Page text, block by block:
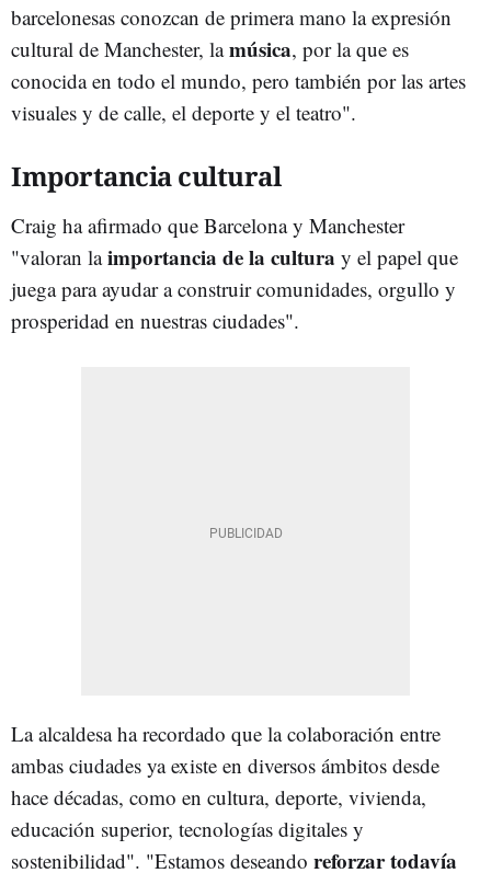
barcelonesas conozcan de primera mano la expresión
cultural de Manchester, lamúsica, por la que es
conocida en todo el mundo, pero también por las artes
visuales y de calle, el deporte y el teatro".
Importancia cultural
Craig ha afirmado que Barcelona y Manchester
"valoran laimportancia de la cultura y el papel que
juega para ayudar a construir comunidades, orgullo y
prosperidad en nuestras ciudades".
La alcaldesa ha recordado que la colaboración entre
ambas ciudades ya existe en diversos ámbitos desde
hace décadas, como en cultura, deporte, vivienda,
educación superior, tecnologías digitales y
sostenibilidad". "Estamos deseando reforzar todavía